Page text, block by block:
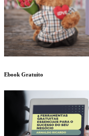
Ebook Gratuito